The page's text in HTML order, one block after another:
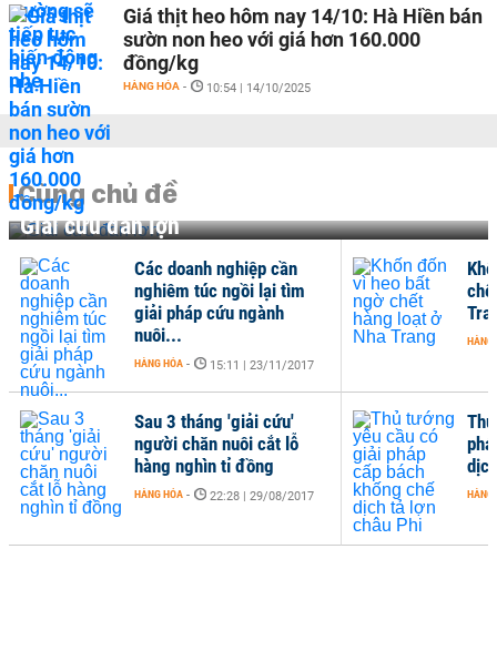
Giá thịt heo hôm nay 14/10: Hà Hiền bán
sườn non heo với giá hơn 160.000
đồng/kg
HÀNG HÓA - 10:54 | 14/10/2025
Cùng chủ đề
Giải cứu đàn lợn
HÀNG
Các doanh nghiệp cần
nghiêm túc ngồi lại tìm
giải pháp cứu ngành
nuôi...
HÀNG HÓA - 15:11 | 23/11/2017
Sau 3 tháng 'giải cứu'
người chăn nuôi cắt lỗ
hàng nghìn tỉ đồng
HÀNG HÓA - 22:28 | 29/08/2017
HÀNG